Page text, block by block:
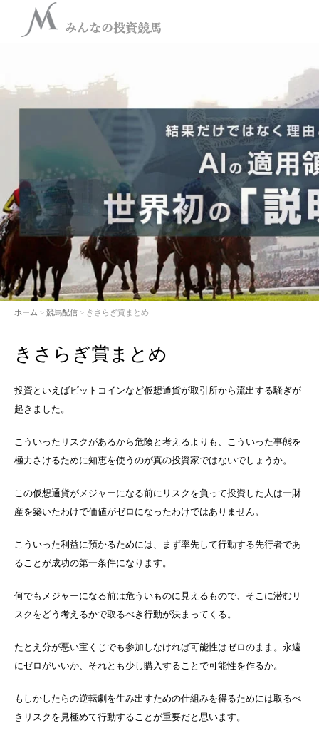
ホーム > 競馬配信 > きさらぎ賞まとめ
きさらぎ賞まとめ
投資といえばビットコインなど仮想通貨が取引所から流出する騒ぎが
起きました。
こういったリスクがあるから危険と考えるよりも、こういった事態を
極力さけるために知恵を使うのが真の投資家ではないでしょうか。
この仮想通貨がメジャーになる前にリスクを負って投資した人は一財
産を築いたわけで価値がゼロになったわけではありません。
こういった利益に預かるためには、まず率先して行動する先行者であ
ることが成功の第一条件になります。
何でもメジャーになる前は危ういものに見えるもので、そこに潜むリ
スクをどう考えるかで取るべき行動が決まってくる。
たとえ分が悪い宝くじでも参加しなければ可能性はゼロのまま。永遠
にゼロがいいか、それとも少し購入することで可能性を作るか。
もしかしたらの逆転劇を生み出すための仕組みを得るためには取るべ
きリスクを見極めて行動することが重要だと思います。